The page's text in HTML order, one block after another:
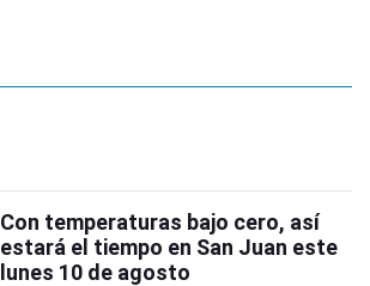
Con temperaturas bajo cero, así
estará el tiempo en San Juan este
lunes 10 de agosto